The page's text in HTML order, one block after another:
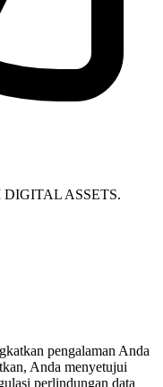
ASSETS.
pengalaman Anda
Anda menyetujui
perlindungan data